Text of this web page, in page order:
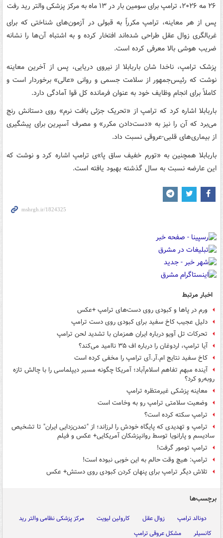
۲۶ مه ۲۰۲۶، ترامپ برای سومین بار در ۱۳ ماه به مرکز پزشکی والتر رید رفت
پس از هر معاینه، ترامپ مکرراً به قبولی در آزمون‌های شناختی که برای
غربالگری زوال عقل طراحی شده‌اند افتخار کرده و به اشتباه آن‌ها را نشانه
ضریب هوشی بالا معرفی کرده است.
پزشک ترامپ، ناخدا شان باربابلا از نیروی دریایی، پس از آخرین معاینه
نوشت که رئیس‌جمهور از سلامت جسمی و روانی «عالی» برخوردار است و
کاملاً برای انجام وظایف خود به عنوان فرمانده کل قوا آمادگی دارد.
باربابلا اشاره کرد که ترامپ از «تحریک جزئی بافت نرم» روی دستانش رنج
می‌برد که آن را نیز به «دست‌دادن مکرر» و مصرف آسپرین برای پیشگیری
از بیماری‌های قلبی-عروقی نسبت داد.
باربابلا همچنین به «تورم خفیف ساق پا»ی ترامپ اشاره کرد و نوشت که
این عارضه نسبت به سال گذشته بهبود یافته است.
اخبار مرتبط
ورم در پاها و کبودی روی دست‌های ترامپ +عکس
دلیل عجیب کاخ سفید برای کبودی روی دست ترامپ
تحرکات تل آویو درباره ایران همزمان با تشدید لحن ترامپ
آیا ترامپ، اردوغان را درباره اف ۳۵ ناامید می‌کند؟
کاخ سفید نتایج ام.آر.آی ترامپ را مخفی کرده است
آینده مبهم تفاهم اسلام‌آباد؛ آمریکا چگونه مسیر دیپلماسی را با چالش تازه
روبه‌رو کرد؟
معاینه پزشکی غیرمتظره ترامپ
وضعیت سلامتی ترامپ رو به وخامت است
ترامپ سکته کرده است؟
ترامپ و تهدیدی که پایگاه خودش را لرزاند؛ از "تمدن‌زدایی ایران" تا تشخیص
سادیسم و پارانویا توسط روانپزشکان آمریکایی+ عکس و فیلم
ترامپ تومور گرفت!
ترامپ: هیچ وقت حالم به این خوبی نبوده است!
تلاش دیگر ترامپ برای پنهان کردن کبودی روی دستش+ عکس
برچسب‌ها
دونالد ترامپ زوال عقل کارولین لیویت
مرکز پزشکی نظامی والتر رید
کانسیلر
مشکل عروقی ترامپ